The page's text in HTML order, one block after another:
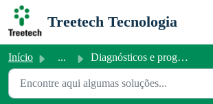
Ir para o conteúdo principal
Treetech Tecnologia
Início ... Diagnósticos e prognósticos BM